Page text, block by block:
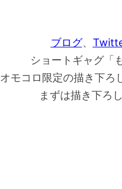
ブログ、
ショートギャグ「
オモコロ限定の描き下ろ
まずは描き下ろ